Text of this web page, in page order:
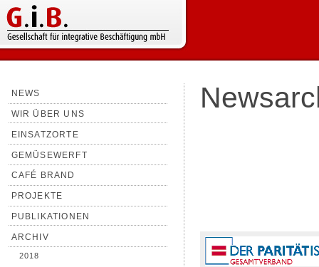
NEWS
WIR ÜBER UNS
EINSATZORTE
GEMÜSEWERFT
CAFÉ BRAND
PROJEKTE
PUBLIKATIONEN
ARCHIV
2018